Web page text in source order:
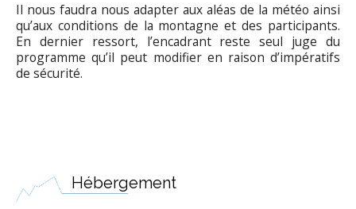
Il nous faudra nous adapter aux aléas de la météo ainsi
qu’aux conditions de la montagne et des participants.
En dernier ressort, l’encadrant reste seul juge du
programme qu’il peut modifier en raison d’impératifs
de sécurité.
Hébergement